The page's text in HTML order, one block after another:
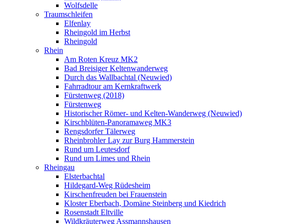
Wolfsdelle
Traumschleifen
Elfenlay
Rheingold im Herbst
Rheingold
Rhein
Am Roten Kreuz MK2
Bad Breisiger Keltenwanderweg
Durch das Wallbachtal (Neuwied)
Fahrradtour am Kernkraftwerk
Fürstenweg (2018)
Fürstenweg
Historischer Römer- und Kelten-Wanderweg (Neuwied)
Kirschblüten-Panoramaweg MK3
Rengsdorfer Tälerweg
Rheinbrohler Lay zur Burg Hammerstein
Rund um Leutesdorf
Rund um Limes und Rhein
Rheingau
Elsterbachtal
Hildegard-Weg Rüdesheim
Kirschenfreuden bei Frauenstein
Kloster Eberbach, Domäne Steinberg und Kiedrich
Rosenstadt Eltville
Wildkräuterweg Assmannshausen